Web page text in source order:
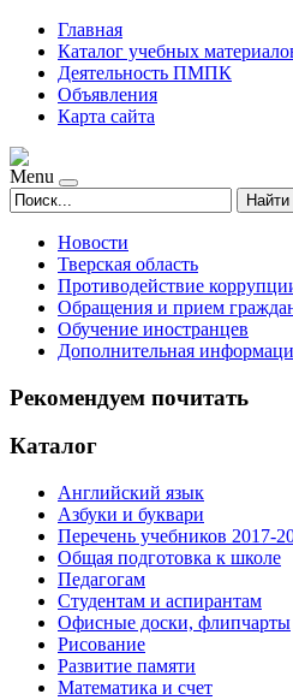
Главная
Каталог учебных
Деятельность ПМПК
Объявления
Карта сайта
Menu
Найти
Новости
Тверская область
Противодействие
Обращения и прием
Обучение иностранцев
Дополнительная
Рекомендуем почитать
Каталог
Английский язык
Азбуки и буквари
Перечень учебников 2017-
Общая подготовка к школе
Педагогам
Студентам и аспирантам
Офисные доски, флипчарты
Рисование
Развитие памяти
Математика и счет